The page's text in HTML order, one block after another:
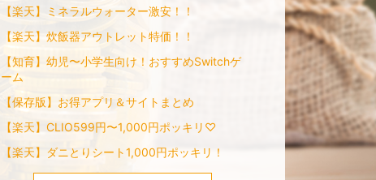
【楽天】ミネラルウォーター激安！！
【楽天】炊飯器アウトレット特価！！
【知育】幼児〜小学生向け！おすすめSwitchゲ
ーム
【保存版】お得アプリ＆サイトまとめ
【楽天】CLIO599円〜1,000円ポッキリ♡
【楽天】ダニとりシート1,000円ポッキリ！